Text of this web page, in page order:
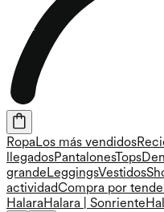
Ropa Los más vendidos
llegadosPantalonesTops
grande LeggingsVestidos
actividadCompra por
Halara Halara | Sonriente